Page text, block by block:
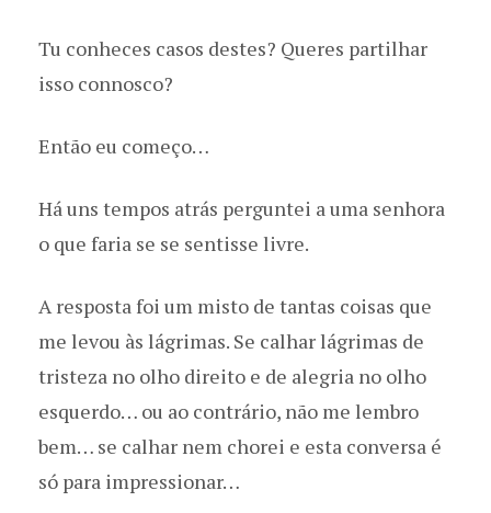
Tu conheces casos destes? Queres partilhar
isso connosco?
Então eu começo…
Há uns tempos atrás perguntei a uma senhora
o que faria se se sentisse livre.
A resposta foi um misto de tantas coisas que
me levou às lágrimas. Se calhar lágrimas de
tristeza no olho direito e de alegria no olho
esquerdo… ou ao contrário, não me lembro
bem… se calhar nem chorei e esta conversa é
só para impressionar…